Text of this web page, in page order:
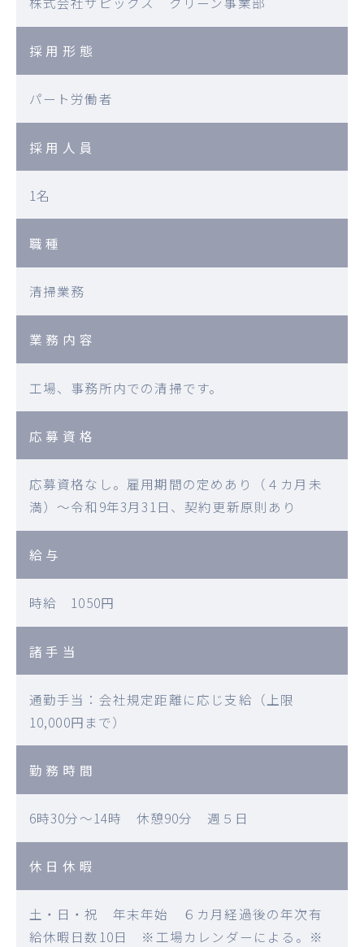
採用形態
パート労働者
採用人員
1名
職種
清掃業務
業務内容
工場、事務所内での清掃です。
応募資格
応募資格なし。雇用期間の定めあり（４カ月未
満）～令和9年3月31日、契約更新原則あり
給与
時給 1050円
諸手当
通勤手当：会社規定距離に応じ支給（上限
10,000円まで）
勤務時間
6時30分～14時 休憩90分 週５日
休日休暇
土・日・祝 年末年始 ６カ月経過後の年次有
給休暇日数10日 ※工場カレンダーによる。※